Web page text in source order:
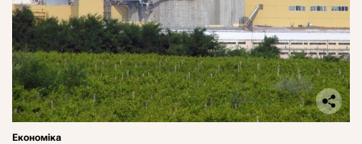
Економіка